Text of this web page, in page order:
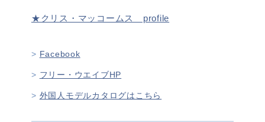
★クリス・マッコームス profile
Facebook
フリー・ウエイブHP
外国人モデルカタログはこちら